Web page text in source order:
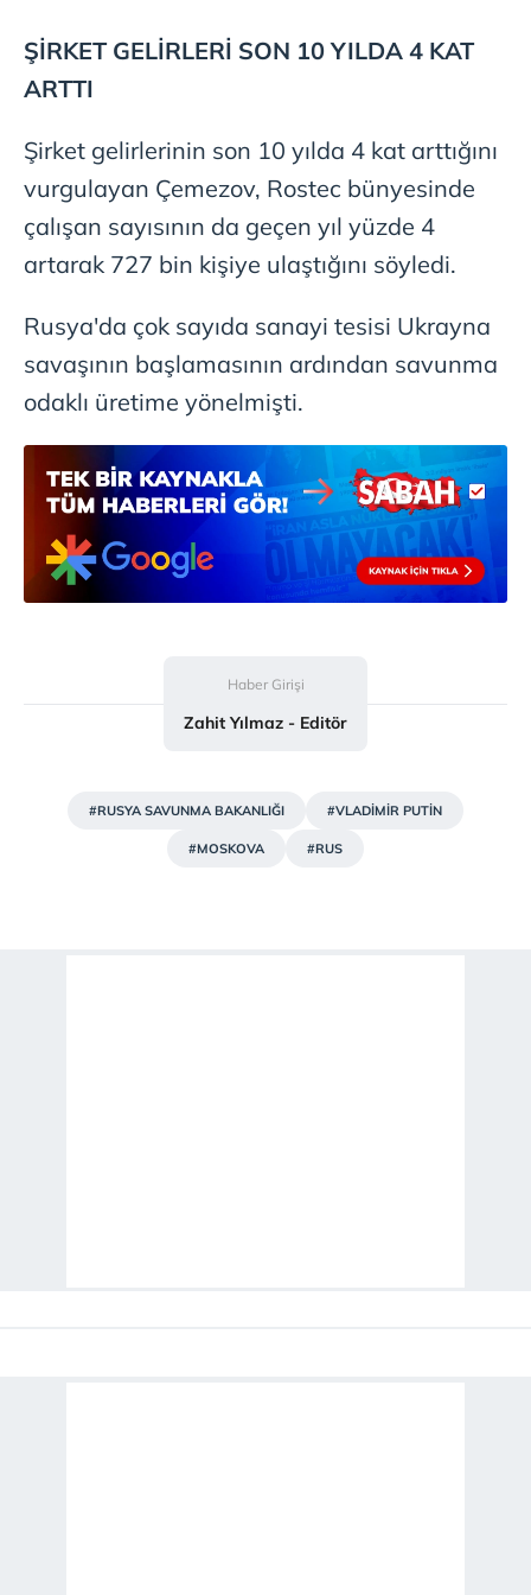
Sizlere daha iyi bir hizmet sunabilmek için İnternet
Sitemizde kendimize ve üçüncü kişilere ait çerezler
verileriniz işlenmekte olup gerekli olan çerezler bilgi
kullanılmaktadır. Diğer çerezler, sitemizin daha işlevsel
kılınması ve kişiselleştirilmesi ve sizlere yönelik
reklam/pazarlama faaliyetlerinin yapılması, amaçlarıyla
Çerezlere ilişkin tercihlerinizi aşağıda yer alan panel
vasıtasıyla belirleyebilirsiniz. Çerezlere ilişkin detaylı bilgi
için Ayarlar butonuna tıklayabilir,Çerez Bilgilendirme
6698 sayılı Kişisel Verilerin Korunması Kanunu uyarınca
hazırlanmış Aydınlatma Metnimizi okumak ve sitemizde
ilgili mevzuata uygun olarak kullanılan çerezlerle ilgili bilgi
almak için lütfentıklayınız
ŞİRKET GELİRLERİ SON 10 YILDA 4 KAT
ARTTI
Şirket gelirlerinin son 10 yılda 4 kat arttığını
vurgulayan Çemezov, Rostec bünyesinde
çalışan sayısının da geçen yıl yüzde 4
artarak 727 bin kişiye ulaştığını söyledi.
Rusya'da çok sayıda sanayi tesisi Ukrayna
savaşının başlamasının ardından savunma
odaklı üretime yönelmişti.
Haber Girişi
Zahit Yılmaz - Editör
#RUSYA SAVUNMA BAKANLIĞI #VLADİMİR PUTİN
#MOSKOVA #RUS